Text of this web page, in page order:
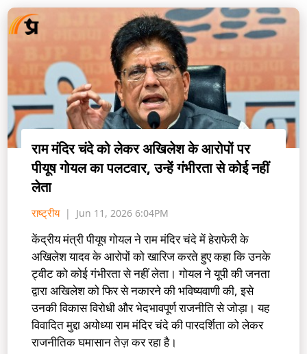
राम मंदिर चंदे को लेकर अखिलेश के आरोपों पर
पीयूष गोयल का पलटवार, उन्हें गंभीरता से कोई नहीं
लेता
राष्ट्रीय Jun 11, 2026 6:04PM
केंद्रीय मंत्री पीयूष गोयल ने राम मंदिर चंदे में हेराफेरी के
अखिलेश यादव के आरोपों को खारिज करते हुए कहा कि उनके
ट्वीट को कोई गंभीरता से नहीं लेता। गोयल ने यूपी की जनता
द्वारा अखिलेश को फिर से नकारने की भविष्यवाणी की, इसे
उनकी विकास विरोधी और भेदभावपूर्ण राजनीति से जोड़ा। यह
विवादित मुद्दा अयोध्या राम मंदिर चंदे की पारदर्शिता को लेकर
राजनीतिक घमासान तेज़ कर रहा है।